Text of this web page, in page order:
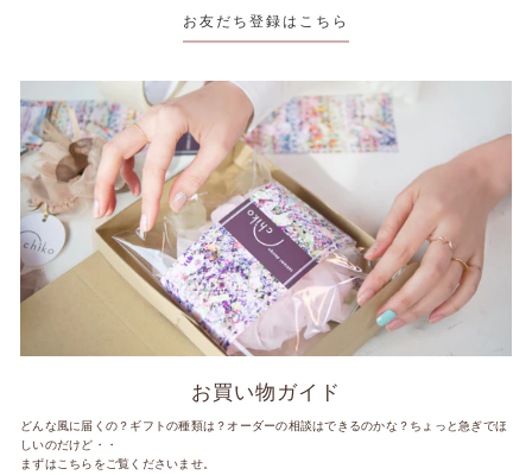
お友だち登録はこちら
お買い物ガイド
どんな風に届くの？ギフトの種類は？オーダーの相談はできるのかな？ちょっと急ぎでほ
しいのだけど・・
まずはこちらをご覧くださいませ。